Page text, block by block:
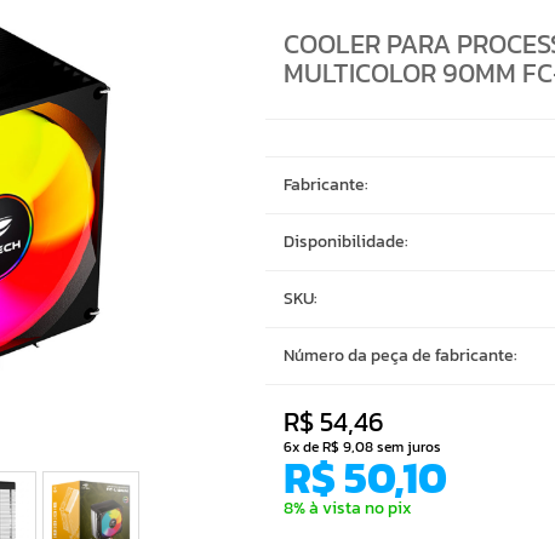
COOLER PARA
MULTICOLOR 90MM
Fabricante:
Disponibilidade:
SKU:
Número da peça de fabricante:
R$ 54,46
6x de R$ 9,08 sem juros
R$ 50,10
8% à vista no pix